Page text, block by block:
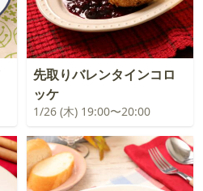
先取りバレンタインコロ
ッケ
1/26 (木) 19:00〜20:00